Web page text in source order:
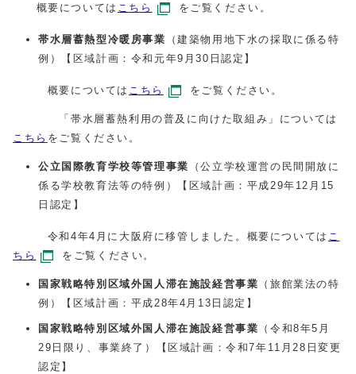
概要については こちら をご覧ください。
帯水層蓄熱型冷暖房事業
（建築物用地下水の採取に係る特
例）【区域計画：令和元年9月30日認定】
概要については こちら をご覧ください。
「帯水層蓄熱利用の普及に向けた取組み」については
こちら をご覧ください。
公立国際教育学校等管理事業
（公立学校運営の民間開放に
係る学校教育法等の特例）【区域計画：平成29年12月15
日認定】
令和4年4月に大阪府に移管しました。概要については こ
ちら
をご覧ください。
国家戦略特別区域外国人滞在施設経営事業 （旅館業法の特
例）【区域計画：平成28年4月13日認定】
国家戦略特別区域外国人滞在施設経営事業 （令和8年5月
29日限り、事業終了）【区域計画：令和7年11月28日変更
認定】